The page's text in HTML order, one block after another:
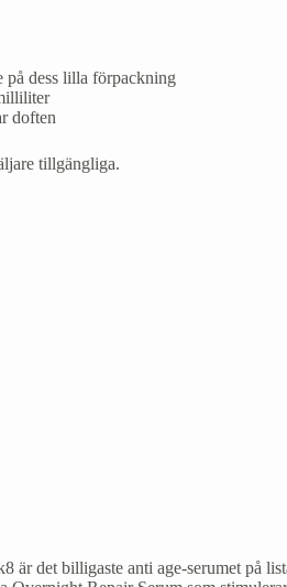
dess lilla förpackning
doften
tillgängliga.
är det billigaste anti age-serumet på